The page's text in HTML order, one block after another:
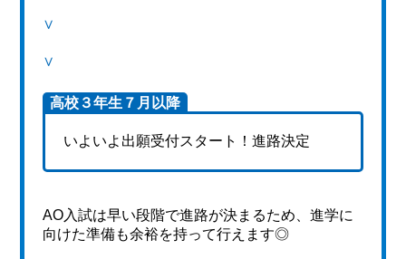
∨
∨
高校３年生７月以降
いよいよ出願受付スタート！進路決定
AO入試は早い段階で進路が決まるため、進学に
向けた準備も余裕を持って行えます◎